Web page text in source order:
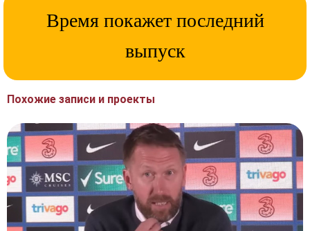
Время покажет последний
выпуск
Похожие записи и проекты